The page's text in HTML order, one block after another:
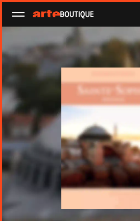
Ouvrir le menu